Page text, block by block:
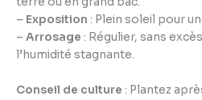
– Exposition : Plein soleil pour
– Arrosage : Régulier, sans
l’humidité stagnante.
Conseil de culture : Plantez